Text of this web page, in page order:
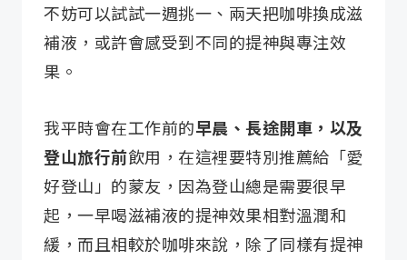
不妨可以試試一週挑一、兩天把咖啡換成滋
補液，或許會感受到不同的提神與專注效
果。
我平時會在工作前的早晨、長途開車，以及
登山旅行前飲用，在這裡要特別推薦給「愛
好登山」的蒙友，因為登山總是需要很早
起，一早喝滋補液的提神效果相對溫潤和
緩，而且相較於咖啡來說，除了同樣有提神